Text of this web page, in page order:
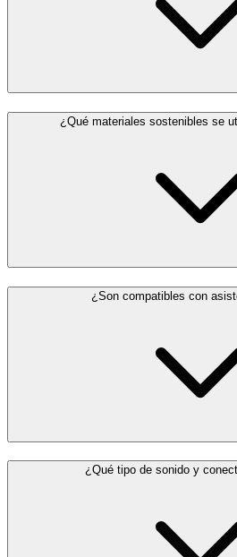
¿Qué materiales sostenibles se
¿Son compatibles con
¿Qué tipo de sonido y